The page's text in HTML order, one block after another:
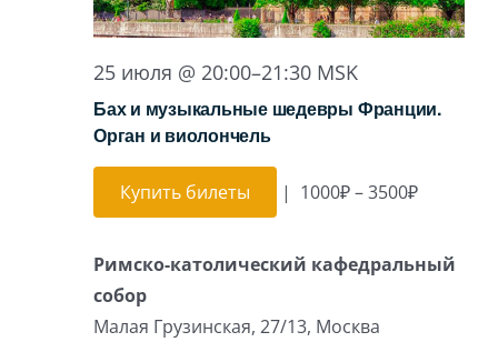
25 июля @ 20:00–21:30 MSK
Бах и музыкальные шедевры Франции.
Орган и виолончель
Купить билеты | 1000₽ – 3500₽
Римско-католический кафедральный
собор
Малая Грузинская, 27/13, Москва